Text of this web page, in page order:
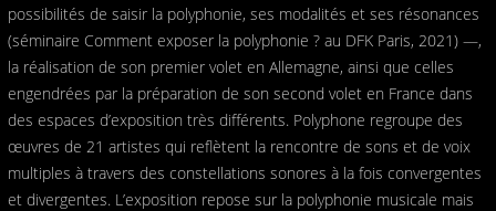
possibilités de saisir la polyphonie, ses modalités et ses résonances
(séminaire Comment exposer la polyphonie ? au DFK Paris, 2021) —,
la réalisation de son premier volet en Allemagne, ainsi que celles
engendrées par la préparation de son second volet en France dans
des espaces d’exposition très différents. Polyphone regroupe des
œuvres de 21 artistes qui reflètent la rencontre de sons et de voix
multiples à travers des constellations sonores à la fois convergentes
et divergentes. L’exposition repose sur la polyphonie musicale mais